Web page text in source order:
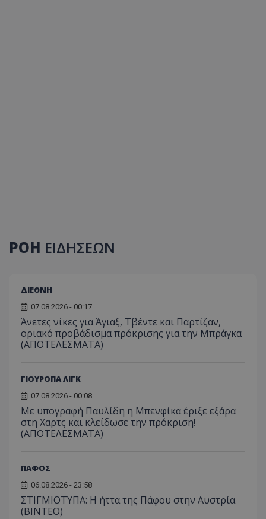
ΡΟΗ ΕΙΔΗΣΕΩΝ
ΔΙΕΘΝΗ
07.08.2026 - 00:17
Άνετες νίκες για Άγιαξ, Τβέντε και Παρτίζαν,
οριακό προβάδισμα πρόκρισης για την Μπράγκα
(ΑΠΟΤΕΛΕΣΜΑΤΑ)
ΓΙΟΥΡΟΠΑ ΛΙΓΚ
07.08.2026 - 00:08
Με υπογραφή Παυλίδη η Μπενφίκα έριξε εξάρα
στη Χαρτς και κλείδωσε την πρόκριση!
(ΑΠΟΤΕΛΕΣΜΑΤΑ)
ΠΑΦΟΣ
06.08.2026 - 23:58
ΣΤΙΓΜΙΟΤΥΠΑ: Η ήττα της Πάφου στην Αυστρία
(ΒΙΝΤΕΟ)